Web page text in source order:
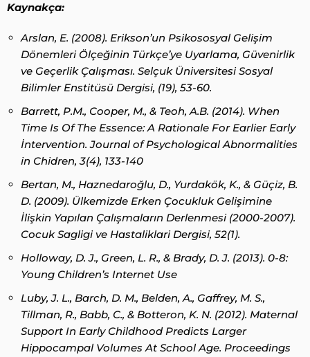
Kaynakça:
Arslan, E. (2008). Erikson’un Psikososyal Gelişim
Dönemleri Ölçeğinin Türkçe’ye Uyarlama, Güvenirlik
ve Geçerlik Çalışması. Selçuk Üniversitesi Sosyal
Bilimler Enstitüsü Dergisi, (19), 53-60.
Barrett, P.M., Cooper, M., & Teoh, A.B. (2014). When
Time Is Of The Essence: A Rationale For Earlier Early
İntervention. Journal of Psychological Abnormalities
in Chidren, 3(4), 133-140
Bertan, M., Haznedaroğlu, D., Yurdakök, K., & Güçiz, B.
D. (2009). Ülkemizde Erken Çocukluk Gelişimine
İlişkin Yapılan Çalışmaların Derlenmesi (2000-2007).
Cocuk Sagligi ve Hastaliklari Dergisi, 52(1).
Holloway, D. J., Green, L. R., & Brady, D. J. (2013). 0-8:
Young Children’s Internet Use
Luby, J. L., Barch, D. M., Belden, A., Gaffrey, M. S.,
Tillman, R., Babb, C., & Botteron, K. N. (2012). Maternal
Support In Early Childhood Predicts Larger
Hippocampal Volumes At School Age. Proceedings